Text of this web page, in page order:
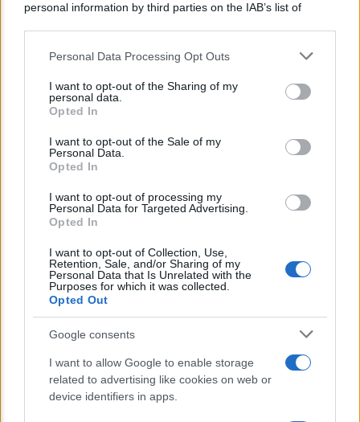
personal information by third parties on the IAB’s list of
This information may also be disclosed by us to third parties
disclose it to other third parties.
Please note that this website/app uses one or more Google
services and may gather and store information including but
not limited to your visit or usage behaviour. You may click to
grant or deny consent to Google and its third-party tags to
consent section.
Personal Data Processing Opt Outs
I want to opt-out of the Sharing of my
personal data.
Opted In
I want to opt-out of the Sale of my
Personal Data.
Opted In
I want to opt-out of processing my
Personal Data for Targeted Advertising.
Opted In
I want to opt-out of Collection, Use,
Retention, Sale, and/or Sharing of my
Personal Data that Is Unrelated with the
Purposes for which it was collected.
Opted Out
Google consents
I want to allow Google to enable storage
related to advertising like cookies on web or
device identifiers in apps.
Arredamento artigianale: pezzi unici che
raccontano storie
Lo sapevi che...
Avena ogni giorno: perché questo
cereale può migliorare davvero la
salute
Dieta e tumori: quattro abitudini
alimentari che possono aiutare a
ridurre il rischio